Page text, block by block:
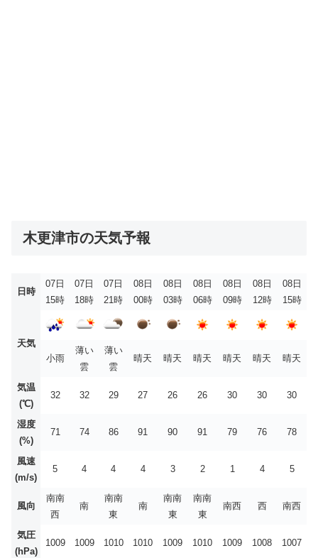
木更津市の天気予報
日時
07日
15時
07日
18時
07日
21時
08日
00時
08日
03時
08日
06時
08日
09時
08日
12時
08日
15時
天気
小雨
薄い
雲
薄い
雲
晴天 晴天 晴天 晴天 晴天 晴天
気温
(℃)
32 32 29 27 26 26 30 30 30
湿度
(%)
71 74 86 91 90 91 79 76 78
風速
(m/s)
5 4 4 4 3 2 1 4 5
風向
南南
西
南
南南
東
南
南南
東
南南
東
南西 西 南西
気圧
(hPa)
1009 1009 1010 1010 1009 1010 1009 1008 1007